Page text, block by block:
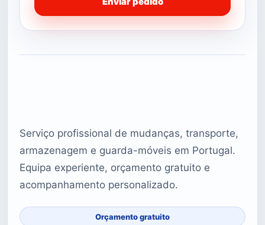
Serviço profissional de mudanças, transporte,
armazenagem e guarda-móveis em Portugal.
Equipa experiente, orçamento gratuito e
acompanhamento personalizado.
Orçamento gratuito